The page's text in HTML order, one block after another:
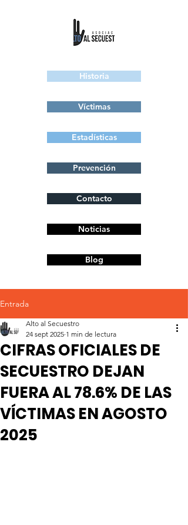
Historia
Víctimas
Estadísticas
Prevención
Contacto
Noticias
Blog
Entrada
CIFRAS OFICIALES DE
SECUESTRO DEJAN
FUERA AL 78.6% DE LAS
VÍCTIMAS EN AGOSTO
2025
Alto al Secuestro
24 sept 2025 1 min de lectura